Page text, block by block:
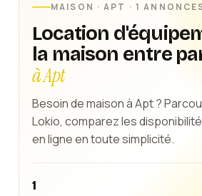
MAISON ·APT · 1
Location
la maison entre
à Apt
Besoin de maison à Apt ?
Lokio, comparez les
en ligne en toute simplicité.
1